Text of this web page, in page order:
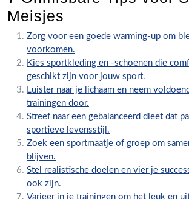
Meisjes
Zorg voor een goede warming-up om
voorkomen.
Kies sportkleding en -schoenen die
geschikt zijn voor jouw sport.
Luister naar je lichaam en neem
trainingen door.
Streef naar een gebalanceerd dieet dat
sportieve levensstijl.
Zoek een sportmaatje of groep om
blijven.
Stel realistische doelen en vier je
ook zijn.
Varieer in je trainingen om het leuk en